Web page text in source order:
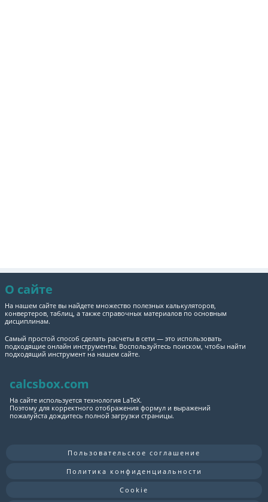
О сайте
На нашем сайте вы найдете множество полезных калькуляторов,
конвертеров, таблиц, а также справочных материалов по основным
дисциплинам.
Самый простой способ сделать расчеты в сети — это использовать
подходящие онлайн инструменты. Воспользуйтесь поиском, чтобы найти
подходящий инструмент на нашем сайте.
calcsbox.com
На сайте используется технология LaTeX.
Поэтому для корректного отображения формул и выражений
пожалуйста дождитесь полной загрузки страницы.
Пользовательское соглашение
Политика конфиденциальности
Cookie